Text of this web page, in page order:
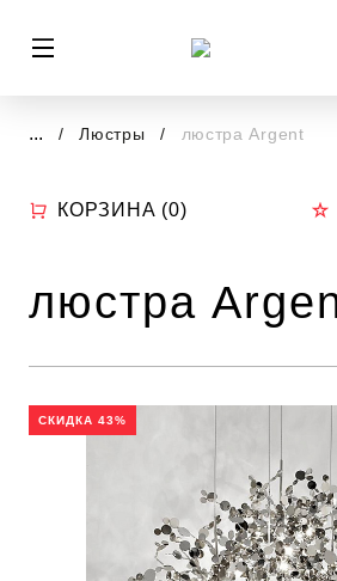
... Люстры люстра Argent
КОРЗИНА (0)
люстра
СКИДКА 43%